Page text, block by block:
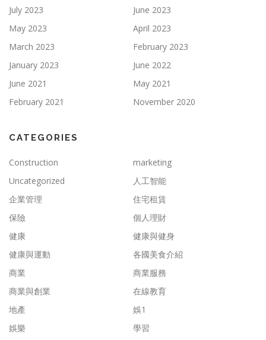
July 2023
June 2023
May 2023
April 2023
March 2023
February 2023
January 2023
June 2022
June 2021
May 2021
February 2021
November 2020
CATEGORIES
Construction
marketing
Uncategorized
人工智能
企業管理
住宅租賃
保險
個人理財
健康
健康與健身
健康與運動
各國美食介紹
商業
商業服務
商業與創業
在線教育
地產
娛1
娛樂
學習